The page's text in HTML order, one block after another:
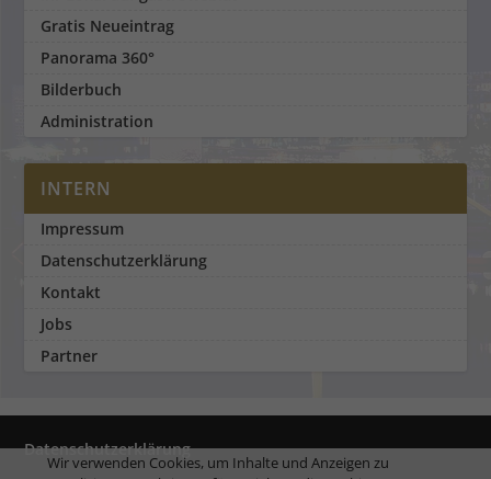
Gratis Neueintrag
Panorama 360°
Bilderbuch
Administration
INTERN
Impressum
Datenschutzerklärung
Kontakt
Jobs
Partner
Datenschutzerklärung
Wir verwenden Cookies, um Inhalte und Anzeigen zu